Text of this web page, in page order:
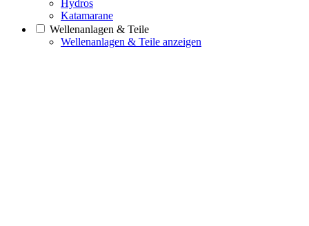
Hydros
Katamarane
Wellenanlagen & Teile
Wellenanlagen & Teile anzeigen